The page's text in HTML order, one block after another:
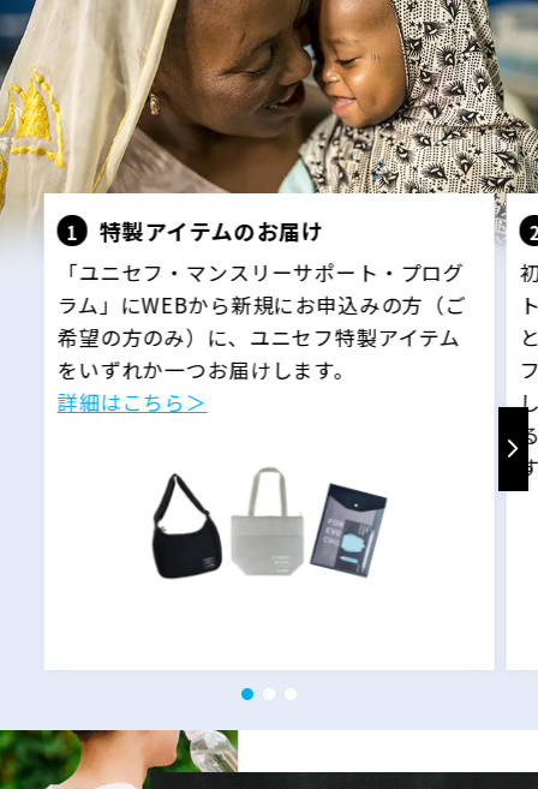
1 特製アイテムのお届け
「ユニセフ・マンスリーサポート・プログ
ラム」にWEBから新規にお申込みの方（ご
希望の方のみ）に、ユニセフ特製アイテム
をいずれか一つお届けします。
詳細はこちら＞